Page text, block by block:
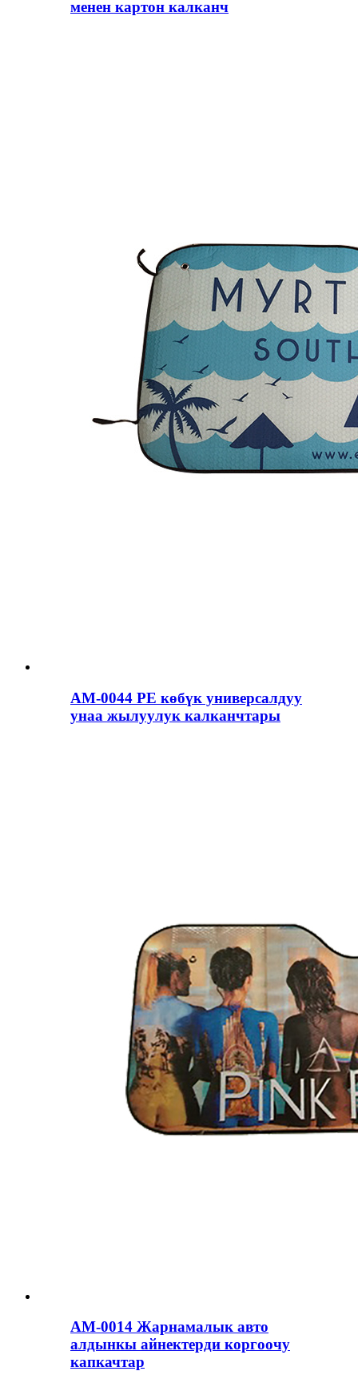
менен картон калканч
AM-0044 PE көбүк универсалдуу
унаа жылуулук калканчтары
AM-0014 Жарнамалык авто
алдынкы айнектерди коргоочу
капкачтар